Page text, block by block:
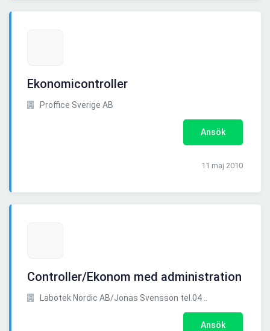
Ekonomicontroller
Proffice Sverige AB
Ansök
11 maj 2010
Controller/Ekonom med administration
Labotek Nordic AB/Jonas Svensson tel.04 ..
Ansök